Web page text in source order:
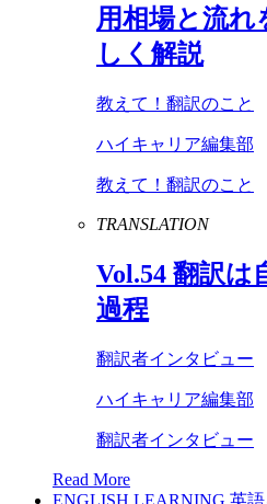
用相場と流
しく解説
教えて！翻訳のこと
ハイキャリア編集部
教えて！翻訳のこと
TRANSLATION
Vol.54 翻訳は
過程
翻訳者インタビュー
ハイキャリア編集部
翻訳者インタビュー
Read More
ENGLISH LEARNING 英